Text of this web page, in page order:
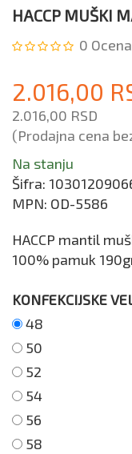
HACCP MUŠKI
0 Ocena
2.016,00
2.016,00 RSD
(Prodajna cena
Na stanju
Šifra:
MPN: OD-5586
HACCP mantil
100% pamuk
KONFEKCIJSKE
48
50
52
54
56
58